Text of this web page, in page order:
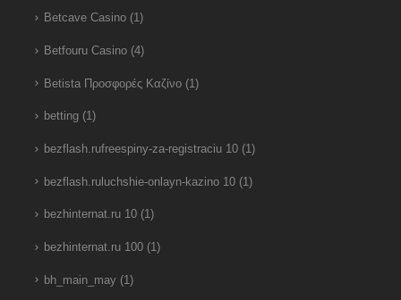
Betcave Casino(1)
Betfouru Casino(4)
Betista Προσφορές Καζίνο(1)
betting(1)
bezflash.rufreespiny-za-registraciu 10(1)
bezflash.ruluchshie-onlayn-kazino 10(1)
bezhinternat.ru 10(1)
bezhinternat.ru 100(1)
bh_main_may(1)